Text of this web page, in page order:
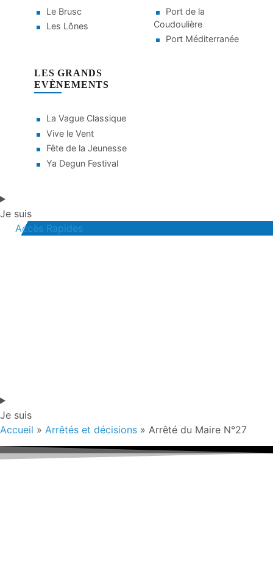
Le Brusc
Les Lônes
Port de la
Coudoulière
Port Méditerranée
LES GRANDS
EVÈNEMENTS
La Vague Classique
Vive le Vent
Fête de la Jeunesse
Ya Degun Festival
Je suis
Accès Rapides
Je suis
Accueil » Arrêtés et décisions » Arrêté du Maire N°27